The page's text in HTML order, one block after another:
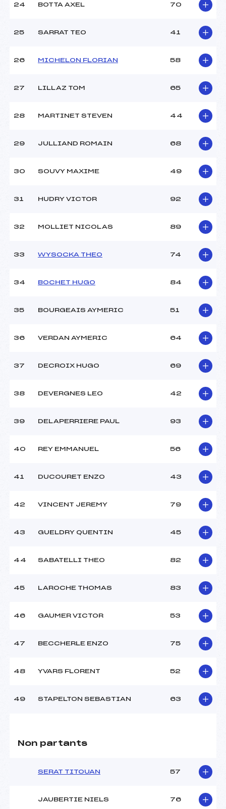
24 BOTTA AXEL 70
25 SARRAT TEO 41
26 MICHELON FLORIAN 58
27 LILLAZ TOM 65
28 MARTINET STEVEN 44
29 JULLIAND ROMAIN 68
30 SOUVY MAXIME 49
31 HUDRY VICTOR 92
32 MOLLIET NICOLAS 89
33 WYSOCKA THEO 74
34 BOCHET HUGO 84
35 BOURGEAIS AYMERIC 51
36 VERDAN AYMERIC 64
37 DECROIX HUGO 69
38 DEVERGNES LEO 42
39 DELAPERRIERE PAUL 93
40 REY EMMANUEL 56
41 DUCOURET ENZO 43
42 VINCENT JEREMY 79
43 GUELDRY QUENTIN 45
44 SABATELLI THEO 82
45 LAROCHE THOMAS 83
46 GAUMER VICTOR 53
47 BECCHERLE ENZO 75
48 YVARS FLORENT 52
49 STAPELTON SEBASTIAN 63
Non partants
SERAT TITOUAN 57
JAUBERTIE NIELS 76